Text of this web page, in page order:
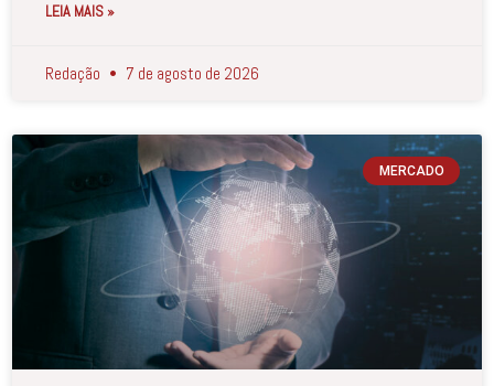
LEIA MAIS »
Redação 7 de agosto de 2026
MERCADO